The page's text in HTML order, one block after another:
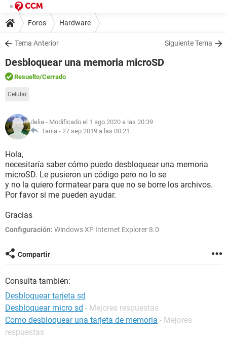
Foros Hardware
Tema Anterior Siguiente Tema
Desbloquear una memoria microSD
Resuelto/Cerrado
Celular
delia - Modificado el 1 ago 2020 a las 20:39
Tania - 27 sep 2019 a las 00:21
Hola,
necesitaría saber cómo puedo desbloquear una memoria
microSD. Le pusieron un código pero no lo se
y no la quiero formatear para que no se borre los archivos.
Por favor si me pueden ayudar.
Gracias
Configuración: Windows XP Internet Explorer 8.0
Compartir
Consulta también:
Desbloquear tarjeta sd
Desbloquear micro sd - Mejores respuestas
Como desbloquear una tarjeta de memoria - Mejores
respuestas